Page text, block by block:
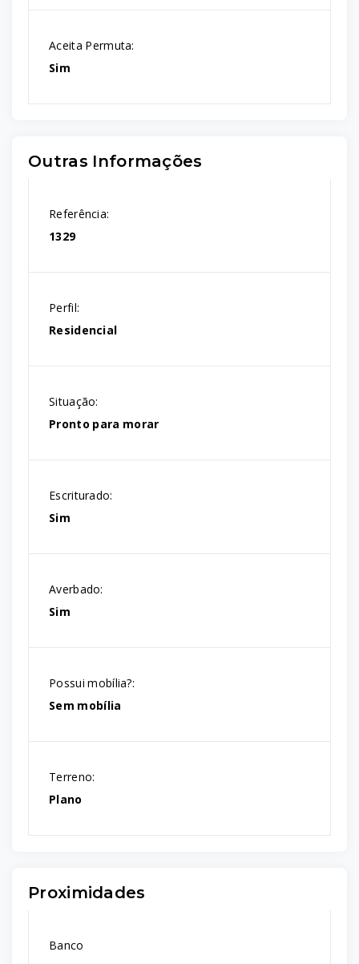
Aceita Permuta:
Sim
Outras Informações
Referência:
1329
Perfil:
Residencial
Situação:
Pronto para morar
Escriturado:
Sim
Averbado:
Sim
Possui mobília?:
Sem mobília
Terreno:
Plano
Proximidades
Banco